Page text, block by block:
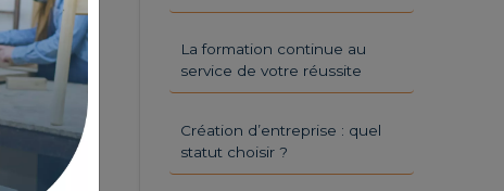
La formation continue au
service de votre réussite
Création d’entreprise : quel
statut choisir ?